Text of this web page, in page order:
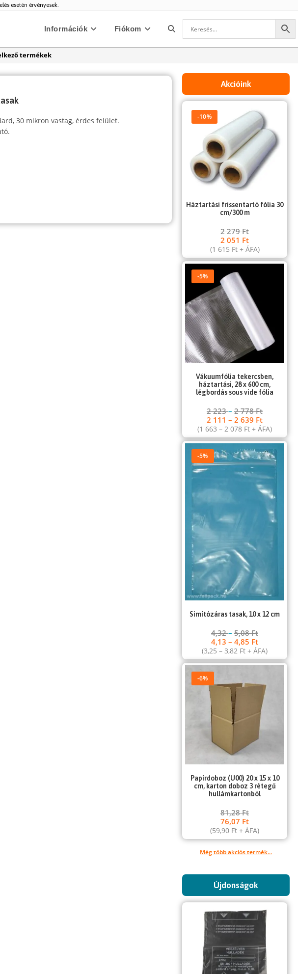
esetén érvényesek.
Információk Fiókom Toggle
search
termékek
30 mikron vastag, érdes felület.
Akcióink
-10%
Háztartási frissentartó fólia 30
cm/300 m
2 279Ft
2 051 Ft
(1 615 Ft+ ÁFA)
-5%
Vákuumfólia tekercsben,
háztartási, 28 x 600 cm,
légbordás sous vide fólia
2 223–2 778Ft
2 111–2 639 Ft
(1 663– 2 078 Ft + ÁFA)
-5%
Simítózáras tasak, 10 x 12 cm
4,32–5,08Ft
4,13–4,85 Ft
(3,25–3,82 Ft + ÁFA)
-6%
Papírdoboz (U00) 20 x 15 x 10
cm, karton doboz 3 rétegű
hullámkartonból
81,28Ft
76,07 Ft
(59,90 Ft + ÁFA)
Még több akciós termék...
Újdonságok